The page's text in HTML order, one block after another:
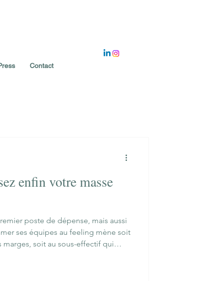
Contact
enfin votre masse
poste de dépense, mais aussi
ses équipes au feeling mène soit
soit au sous-effectif qui